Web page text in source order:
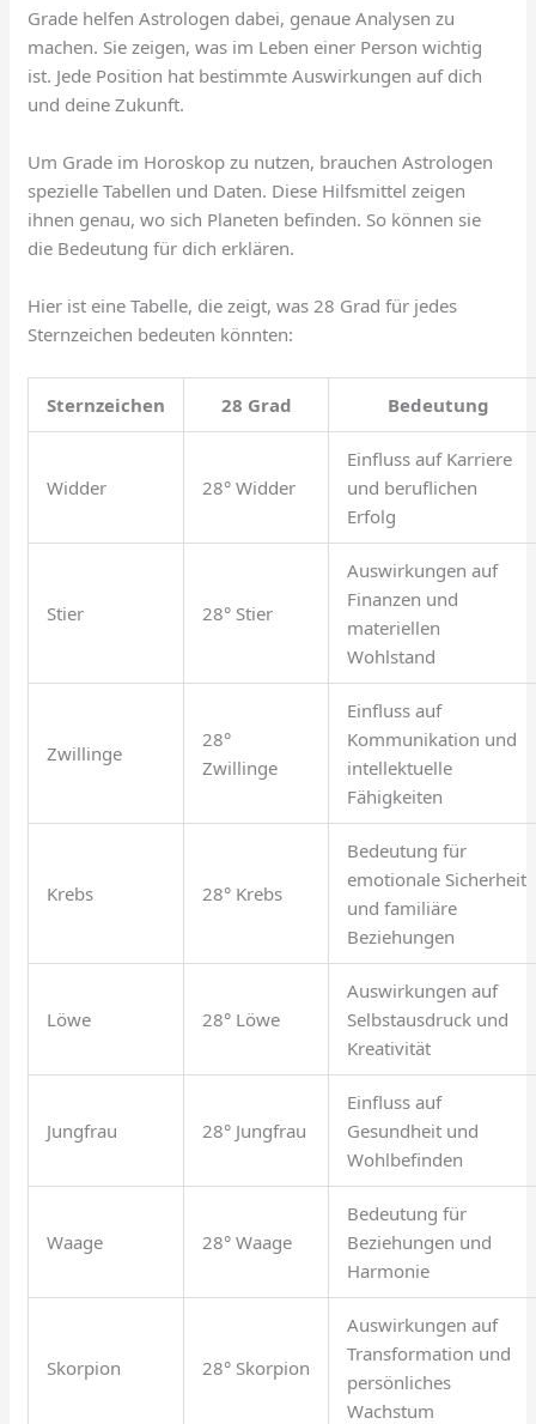
Grade helfen Astrologen dabei, genaue Analysen zu
machen. Sie zeigen, was im Leben einer Person wichtig
ist. Jede Position hat bestimmte Auswirkungen auf dich
und deine Zukunft.
Um Grade im Horoskop zu nutzen, brauchen Astrologen
spezielle Tabellen und Daten. Diese Hilfsmittel zeigen
ihnen genau, wo sich Planeten befinden. So können sie
die Bedeutung für dich erklären.
Hier ist eine Tabelle, die zeigt, was 28 Grad für jedes
Sternzeichen bedeuten könnten:
Sternzeichen 28 Grad Bedeutung
Widder 28° Widder
Einfluss auf Karriere
und beruflichen
Erfolg
Stier 28° Stier
Auswirkungen auf
Finanzen und
materiellen
Wohlstand
Zwillinge
28°
Zwillinge
Einfluss auf
Kommunikation und
intellektuelle
Fähigkeiten
Krebs 28° Krebs
Bedeutung für
emotionale Sicherheit
und familiäre
Beziehungen
Löwe 28° Löwe
Auswirkungen auf
Selbstausdruck und
Kreativität
Jungfrau 28° Jungfrau
Einfluss auf
Gesundheit und
Wohlbefinden
Waage 28° Waage
Bedeutung für
Beziehungen und
Harmonie
Skorpion 28° Skorpion
Auswirkungen auf
Transformation und
persönliches
Wachstum